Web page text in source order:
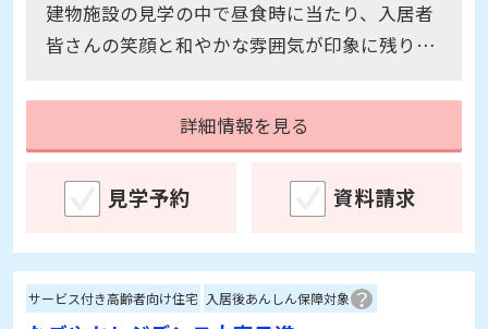
した。
詳細情報を見る
見学予約
なごやかレジデンス大宮日進